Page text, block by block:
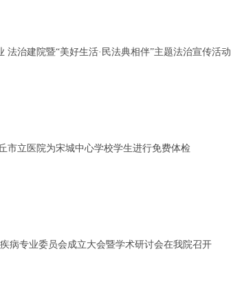
法治建院暨“美好生活·民法典相伴”主题法治宣传活动
立医院为宋城中心学校学生进行免费体检
病专业委员会成立大会暨学术研讨会在我院召开